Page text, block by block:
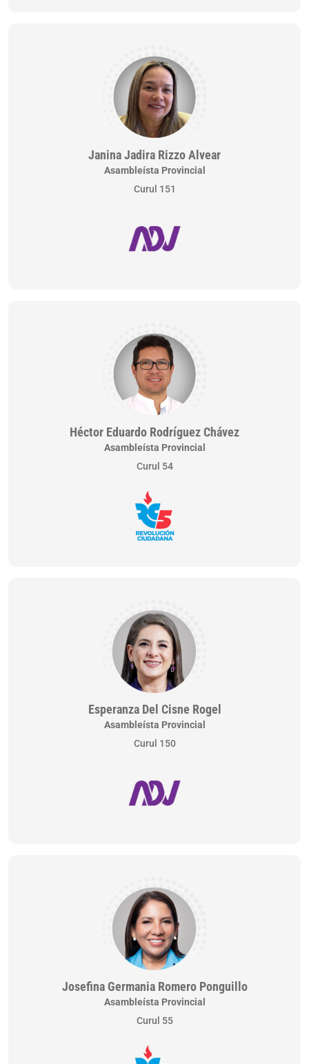
Janina Jadira Rizzo Alvear
Asambleísta Provincial
Curul 151
Héctor Eduardo Rodríguez Chávez
Asambleísta Provincial
Curul 54
Esperanza Del Cisne Rogel
Asambleísta Provincial
Curul 150
Josefina Germania Romero Ponguillo
Asambleísta Provincial
Curul 55